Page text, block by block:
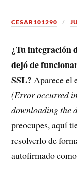
CESAR101290
¿Tu integración
dejó de
SSL? Aparece el
(Error occurred
downloading the
preocupes, aquí
resolverlo de
autofirmado